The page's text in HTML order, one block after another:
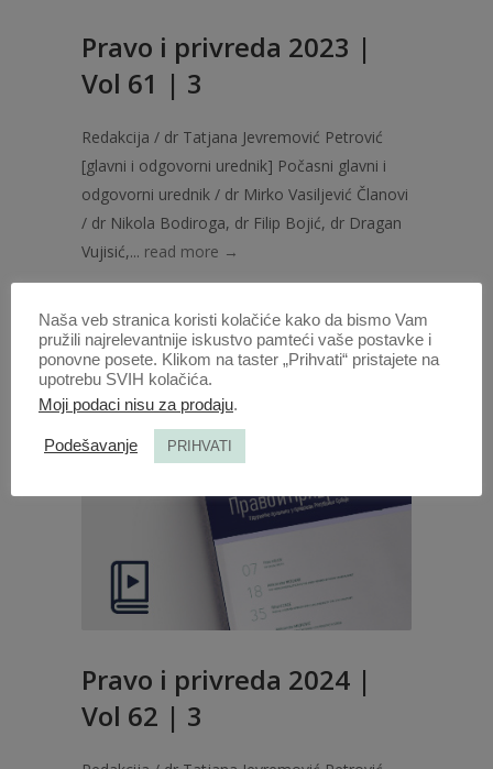
Pravo i privreda 2023 |
Vol 61 | 3
Redakcija / dr Tatjana Jevremović Petrović
[glavni i odgovorni urednik] Počasni glavni i
odgovorni urednik / dr Mirko Vasiljević Članovi
/ dr Nikola Bodiroga, dr Filip Bojić, dr Dragan
Vujisić,... read more →
23 SEP 2023
Pravo i privreda 2024 |
Vol 62 | 3
Naša veb stranica koristi kolačiće kako da bismo Vam
pružili najrelevantnije iskustvo pamteći vaše postavke i
ponovne posete. Klikom na taster „Prihvati“ pristajete na
upotrebu SVIH kolačića.
Moji podaci nisu za prodaju.
Podešavanje PRIHVATI